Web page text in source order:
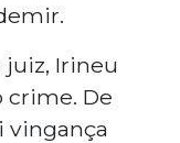
Irineu
crime. De
vingança